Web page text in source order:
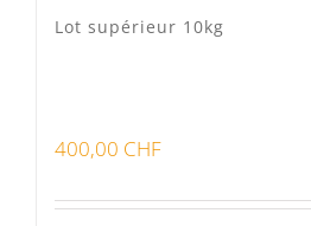
Lot supérieur 10kg
400,00 CHF